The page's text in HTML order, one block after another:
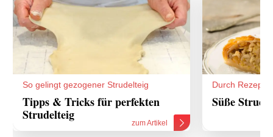
So gelingt gezogener Strudelteig
Tipps & Tricks für perfekten
Strudelteig
zum Artikel
Durch Rezepte
Süße